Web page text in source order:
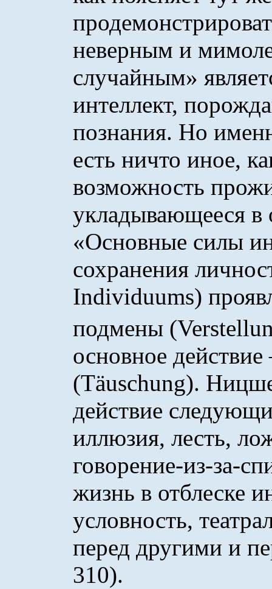
неверным и
случайным»
интеллект,
познания. Но
есть ничто иное,
возможность
укладывающееся
«Основные силы
сохранения
Individuums)
подмены
основное
(Täuschung).
действие
иллюзия, лесть,
говорение-из-за-
жизнь в отблеске
условность,
перед другими и
310).